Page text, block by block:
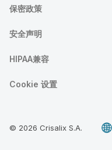
保密政策
安全声明
HIPAA兼容
Cookie 设置
© 2026 Crisalix S.A.